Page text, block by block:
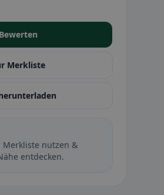
Merkliste
Merkliste nutzen &
entdecken.